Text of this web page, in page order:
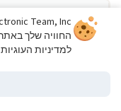
החוויה שלך
למדיניות
תכונות